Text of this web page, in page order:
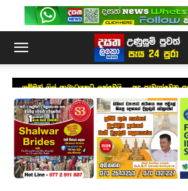
ශුබ්මන් ගිල් ආබාධයකට ලක්වෙයි – අද පැවැත්වෙන